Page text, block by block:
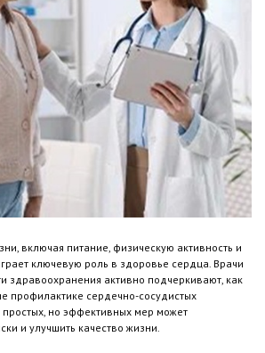
включая питание, физическую активность и
ключевую роль в здоровье сердца. Врачи
здравоохранения активно подчеркивают, как
профилактике сердечно-сосудистых
но эффективных мер может
и улучшить качество жизни.